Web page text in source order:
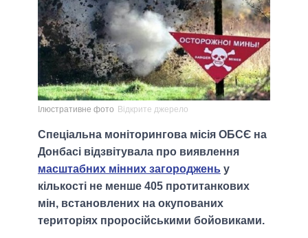
Ілюстративне фото Відкрите джерело
Спеціальна моніторингова місія ОБСЄ на
Донбасі відзвітувала про виявлення
масштабних мінних загороджень у
кількості не менше 405 протитанкових
мін, встановлених на окупованих
територіях проросійськими бойовиками.